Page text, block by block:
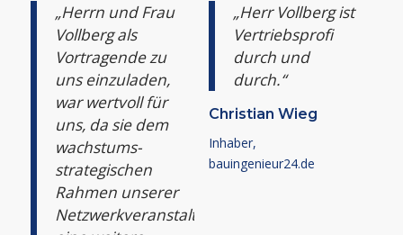
„Herrn und Frau
Vollberg als
Vortragende zu
uns einzuladen,
war wertvoll für
uns, da sie dem
wachstums-
strategischen
Rahmen unserer
Netzwerkveranstaltung
„Herr Vollberg ist
Vertriebsprofi
durch und
durch.“
Christian Wieg
Inhaber,
bauingenieur24.de